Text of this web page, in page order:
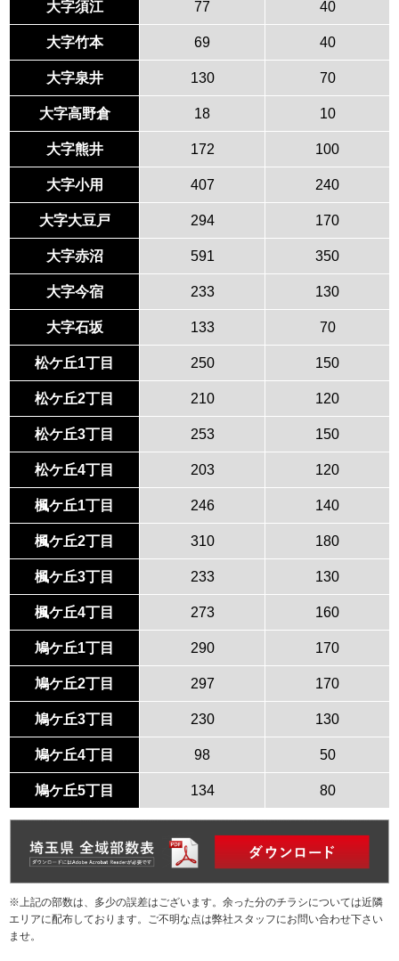
大字須江 77 40
大字竹本 69 40
大字泉井 130 70
大字高野倉 18 10
大字熊井 172 100
大字小用 407 240
大字大豆戸 294 170
大字赤沼 591 350
大字今宿 233 130
大字石坂 133 70
松ケ丘1丁目 250 150
松ケ丘2丁目 210 120
松ケ丘3丁目 253 150
松ケ丘4丁目 203 120
楓ケ丘1丁目 246 140
楓ケ丘2丁目 310 180
楓ケ丘3丁目 233 130
楓ケ丘4丁目 273 160
鳩ケ丘1丁目 290 170
鳩ケ丘2丁目 297 170
鳩ケ丘3丁目 230 130
鳩ケ丘4丁目 98 50
鳩ケ丘5丁目 134 80
※上記の部数は、多少の誤差はございます。余った分のチラシについては近隣
エリアに配布しております。ご不明な点は弊社スタッフにお問い合わせ下さい
ませ。